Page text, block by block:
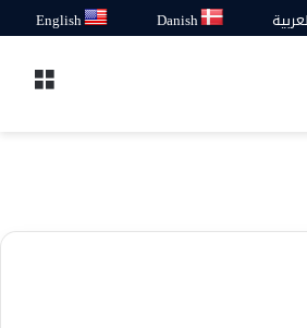
Danish
English